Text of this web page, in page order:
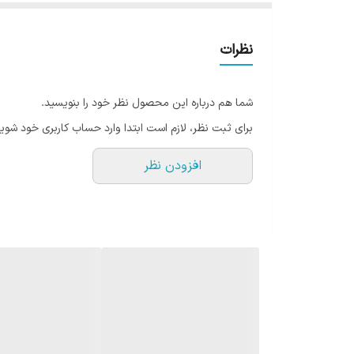
نظرات
شما هم درباره این محصول نظر خود را بنویسید.
برای ثبت نظر، لازم است ابتدا وارد حساب کاربری خود
افزودن نظر